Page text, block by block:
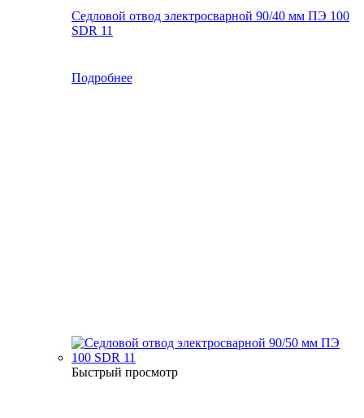
Седловой отвод электросварной 90/40 мм ПЭ 100
SDR 11
Подробнее
Быстрый просмотр